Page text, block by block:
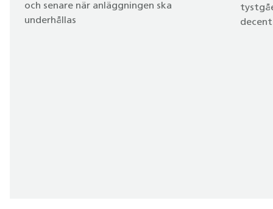
och senare när anläggningen ska
underhållas